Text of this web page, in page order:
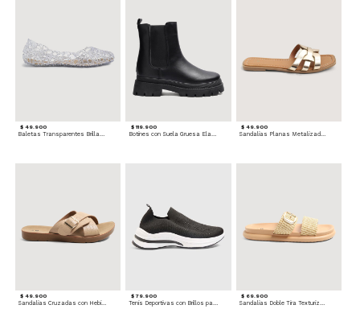
$ 49.900
Baletas Transparentes Brillantes
$ 119.900
Botines con Suela Gruesa Elastizada
$ 49.900
Sandalias Planas Metalizadas
$ 49.900
Sandalias Cruzadas con Hebilla
$ 79.900 $ 69.900